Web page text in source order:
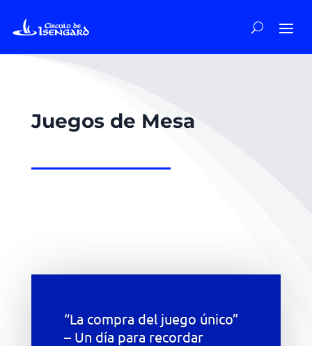
Juegos de Mesa
“La compra del juego único”
– Un día para recordar